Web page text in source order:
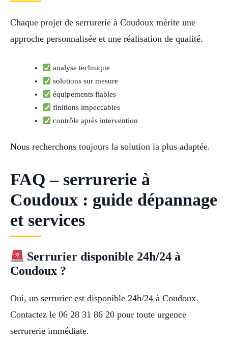
Chaque projet de serrurerie à Coudoux mérite une
approche personnalisée et une réalisation de qualité.
analyse technique
solutions sur mesure
équipements fiables
finitions impeccables
contrôle après intervention
Nous recherchons toujours la solution la plus adaptée.
FAQ – serrurerie à
Coudoux : guide dépannage
et services
Serrurier disponible 24h/24 à
Coudoux ?
Oui, un serrurier est disponible 24h/24 à Coudoux.
Contactez le 06 28 31 86 20 pour toute urgence
serrurerie immédiate.